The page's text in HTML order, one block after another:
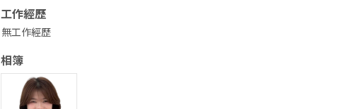
工作經歷
無工作經歷
相簿